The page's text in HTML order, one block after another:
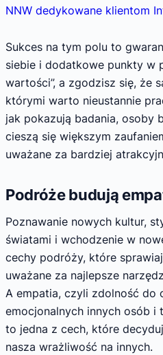
NNW dedykowane klientom
Sukces na tym polu to
siebie i dodatkowe punkty w
wartości”, a zgodzisz się, że
którymi warto nieustannie
jak pokazują badania, osoby
cieszą się większym
uważane za bardziej
Podróże budują
Poznawanie nowych kultur,
światami i wchodzenie w
cechy podróży, które
uważane za najlepsze
A empatia, czyli zdolność do
emocjonalnych innych osób i
to jedna z cech, które
nasza wrażliwość na innych.